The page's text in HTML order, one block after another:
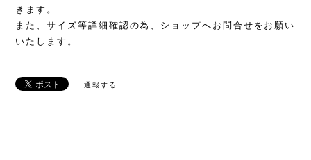
きます。
また、サイズ等詳細確認の為、ショップへお問合せをお願い
いたします。
通報する